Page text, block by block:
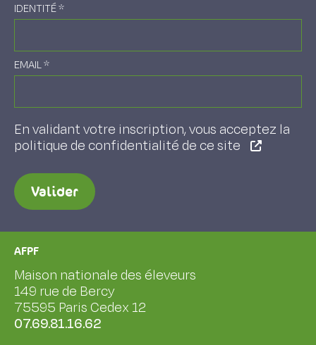
IDENTITÉ*
EMAIL*
En validant votre inscription, vous acceptez la
politique de confidentialité de ce site
Valider
AFPF
Maison nationale des éleveurs
149 rue de Bercy
75595 Paris Cedex 12
07.69.81.16.62